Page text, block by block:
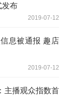
布
2019-07-12
息被通报 趣店
2019-07-12
主播观众指数首